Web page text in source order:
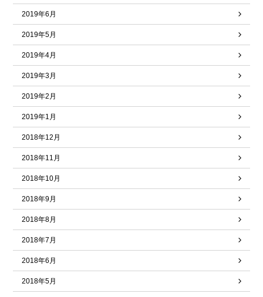
2019年6月
2019年5月
2019年4月
2019年3月
2019年2月
2019年1月
2018年12月
2018年11月
2018年10月
2018年9月
2018年8月
2018年7月
2018年6月
2018年5月